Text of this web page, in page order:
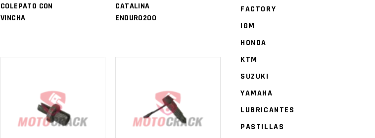
COLEPATO CON
VINCHA
CATALINA
ENDURO200
AÑADIR AL
CARRITO
AÑADIR AL
CARRITO
FACTORY
IGM
HONDA
KTM
SUZUKI
YAMAHA
LUBRICANTES
PASTILLAS